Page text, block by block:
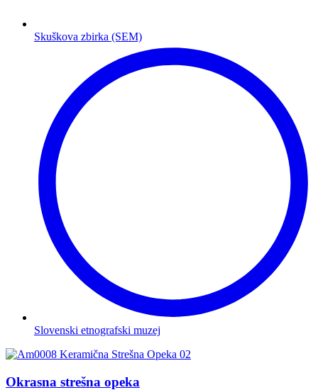
Skuškova zbirka (SEM)
Slovenski etnografski muzej
Okrasna strešna opeka